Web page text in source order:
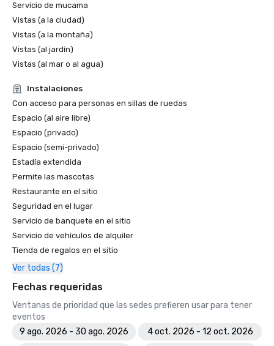
Servicio de mucama
Vistas (a la ciudad)
Vistas (a la montaña)
Vistas (al jardín)
Vistas (al mar o al agua)
Instalaciones
Con acceso para personas en sillas de ruedas
Espacio (al aire libre)
Espacio (privado)
Espacio (semi-privado)
Estadía extendida
Permite las mascotas
Restaurante en el sitio
Seguridad en el lugar
Servicio de banquete en el sitio
Servicio de vehículos de alquiler
Tienda de regalos en el sitio
Ver todas (7)
Fechas requeridas
Ventanas de prioridad que las sedes prefieren usar para tener
eventos
9 ago. 2026 - 30 ago. 2026
4 oct. 2026 - 12 oct. 2026